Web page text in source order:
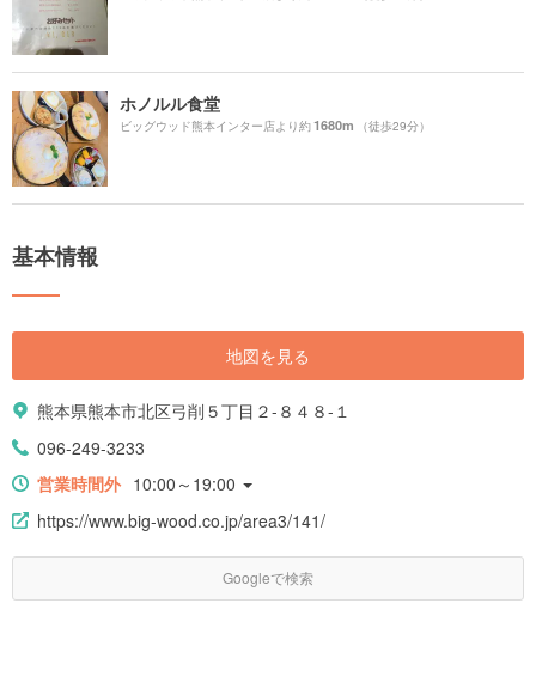
ホノルル食堂
ビッグウッド熊本インター店より約1680m （徒歩29分）
基本情報
地図を見る
熊本県熊本市北区弓削５丁目２-８４８-１
096-249-3233
営業時間外 10:00～19:00
https://www.big-wood.co.jp/area3/141/
Googleで検索